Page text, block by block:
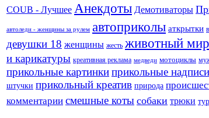
COUB - Лучшее Анекдоты Демотиваторы
автоледи - женщины за рулем автоприколы аткрытки
девушки 18 женщины жесть животный мир
и карикатуры креативная реклама медведи мотоциклы
прикольные картинкиприкольные
штучки прикольный креатив природа
комментарии смешные коты собаки трюки